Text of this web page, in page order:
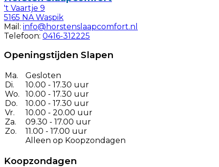
't Vaartje 9
5165 NA Waspik
Mail: info@horstenslaapcomfort.nl
Telefoon: 0416-312225
Openingstijden Slapen
Ma.
Di.
Wo.
Do.
Vr.
Za.
Zo.
Gesloten
10.00 - 17.30 uur
10.00 - 17.30 uur
10.00 - 17.30 uur
10.00 - 20.00 uur
09.30 - 17.00 uur
11.00 - 17.00 uur
Alleen op Koopzondagen
Koopzondagen